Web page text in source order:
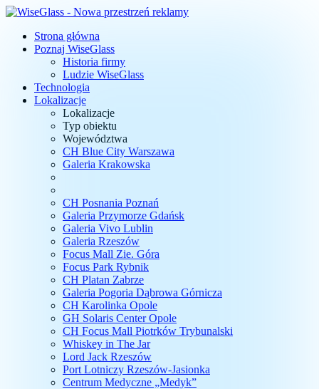
Strona główna
Poznaj WiseGlass
Historia firmy
Ludzie WiseGlass
Technologia
Lokalizacje
Lokalizacje
Typ obiektu
Województwa
CH Blue City Warszawa
Galeria Krakowska
CH Posnania Poznań
Galeria Przymorze Gdańsk
Galeria Vivo Lublin
Galeria Rzeszów
Focus Mall Zie. Góra
Focus Park Rybnik
CH Platan Zabrze
Galeria Pogoria Dąbrowa Górnicza
CH Karolinka Opole
GH Solaris Center Opole
CH Focus Mall Piotrków Trybunalski
Whiskey in The Jar
Lord Jack Rzeszów
Port Lotniczy Rzeszów-Jasionka
Centrum Medyczne „Medyk”